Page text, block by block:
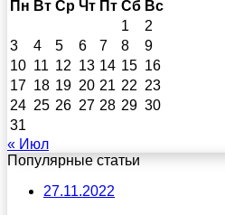
Пн Вт Ср Чт Пт Сб Вс
1
2
3
4 5 6 7 8
9
10 11 12 13 14 15 16
17 18 19 20 21 22 23
24 25 26 27 28 29 30
31
« Июл
Популярные статьи
27.11.2022